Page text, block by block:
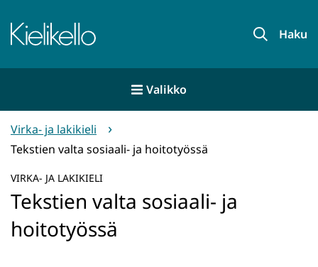
sisältöön
Etusivu Haku
Valikko
Virka- ja lakikieli
Tekstien valta sosiaali- ja hoitotyössä
VIRKA- JA LAKIKIELI
Tekstien valta sosiaali- ja
hoitotyössä